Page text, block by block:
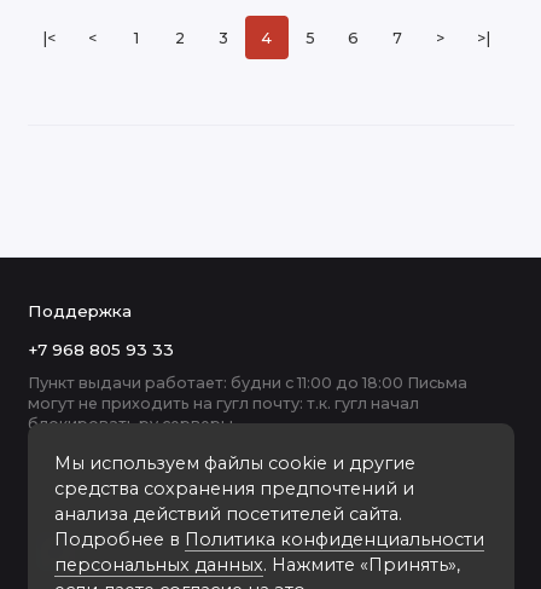
|< < 1 2 3 4 5 6 7 > >|
Мы используем файлы cookie и другие
средства сохранения предпочтений и
анализа действий посетителей сайта.
Подробнее в Политика конфиденциальности
персональных данных. Нажмите «Принять»,
Поддержка
+7 968 805 93 33
Пункт выдачи работает: будни с 11:00 до 18:00 Письма
могут не приходить на гугл почту: т.к. гугл начал
блокировать ру серверы